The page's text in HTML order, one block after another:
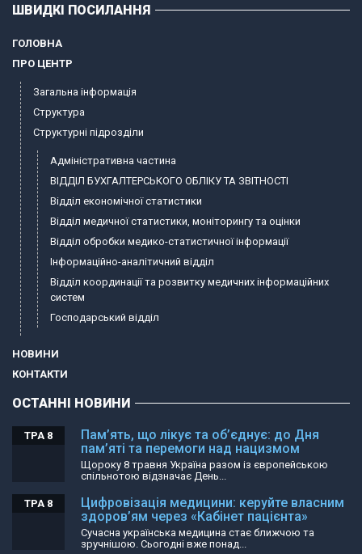
ШВИДКІ ПОСИЛАННЯ
ГОЛОВНА
ПРО ЦЕНТР
Загальна інформація
Структура
Структурні підрозділи
Адміністративна частина
ВІДДІЛ БУХГАЛТЕРСЬКОГО ОБЛІКУ ТА ЗВІТНОСТІ
Відділ економічної статистики
Відділ медичної статистики, моніторингу та оцінки
Відділ обробки медико-статистичної інформації
Інформаційно-аналітичний відділ
Відділ координації та розвитку медичних інформаційних
систем
Господарський відділ
НОВИНИ
КОНТАКТИ
ОСТАННІ НОВИНИ
Пам’ять, що лікує та об’єднує: до Дня
пам’яті та перемоги над нацизмом
ТРА 8
Щороку 8 травня Україна разом із європейською
спільнотою відзначає День...
Цифровізація медицини: керуйте власним
здоров’ям через «Кабінет пацієнта»
ТРА 8
Сучасна українська медицина стає ближчою та
зручнішою. Сьогодні вже понад...